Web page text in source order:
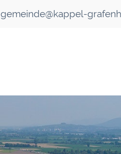
gemeinde@kappel-